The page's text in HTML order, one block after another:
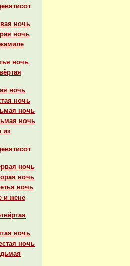
ночь
ночь
ночь
ночь
ночь
ночь
ночь
из
ночь
ночь
ночь
и жене
ночь
ночь